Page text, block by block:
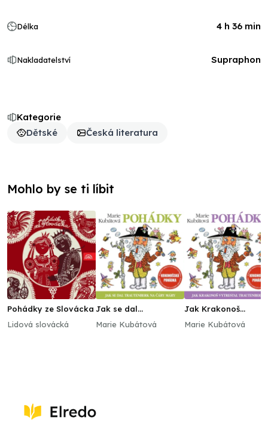
Kategorie
Dětské
Česká literatura
Délka 4 h 36 min
Nakladatelství Supraphon
Mohlo by se ti líbit
Pohádky ze Slovácka
Lidová slovácká
Jak se dal
máry
Marie Kubátová
Jak Krakonoš
Trautenberka
Marie Kubátová